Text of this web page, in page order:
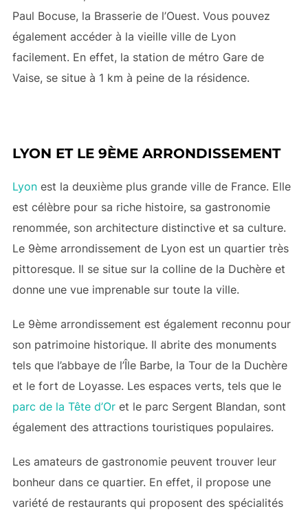
Paul Bocuse, la Brasserie de l’Ouest. Vous pouvez
également accéder à la vieille ville de Lyon
facilement. En effet, la station de métro Gare de
Vaise, se situe à 1 km à peine de la résidence.
LYON ET LE 9ÈME ARRONDISSEMENT
Lyonest la deuxième plus grande ville de France. Elle
est célèbre pour sa riche histoire, sa gastronomie
renommée, son architecture distinctive et sa culture.
Le 9ème arrondissement de Lyon est un quartier très
pittoresque. Il se situe sur la colline de la Duchère et
donne une vue imprenable sur toute la ville.
Le 9ème arrondissement est également reconnu pour
son patrimoine historique. Il abrite des monuments
tels que l’abbaye de l’Île Barbe, la Tour de la Duchère
et le fort de Loyasse. Les espaces verts, tels que le
parc de la Tête d’Oret le parc Sergent Blandan, sont
également des attractions touristiques populaires.
Les amateurs de gastronomie peuvent trouver leur
bonheur dans ce quartier. En effet, il propose une
variété de restaurants qui proposent des spécialités